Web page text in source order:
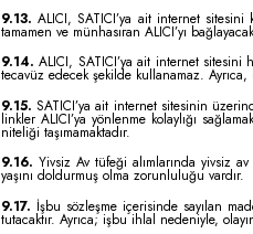
9.13. ALICI, SATICI’ya ait internet
tamamen ve münhasıran ALICI’yı
9.14. ALICI, SATICI’ya ait internet sitesini
tecavüz edecek şekilde kullanamaz.
9.15. SATICI’ya ait internet sitesinin
linkler ALICI’ya yönlenme kolaylığı
niteliği taşımamaktadır.
9.16. Yivsiz Av tüfeği alımlarında yivsiz
yaşını doldurmuş olma zorunluluğu vardır.
9.17. İşbu sözleşme içerisinde sayılan
tutacaktır. Ayrıca; işbu ihlal nedeniyle,